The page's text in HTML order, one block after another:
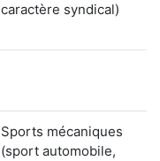
caractère syndical)
Sports mécaniques
(sport automobile,